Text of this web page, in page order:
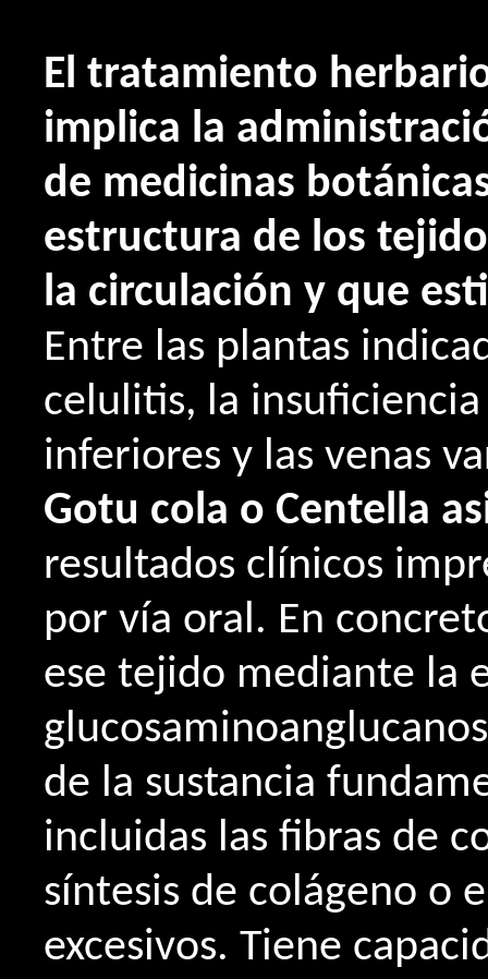
El tratamiento
implica la
de medicinas
estructura de los
la circulación y que
Entre las plantas
celulitis, la
inferiores y las venas
Gotu cola o Centella
resultados clínicos
por vía oral. En
ese tejido mediante la
de la sustancia
incluidas las fibras de
síntesis de colágeno o
excesivos. Tiene